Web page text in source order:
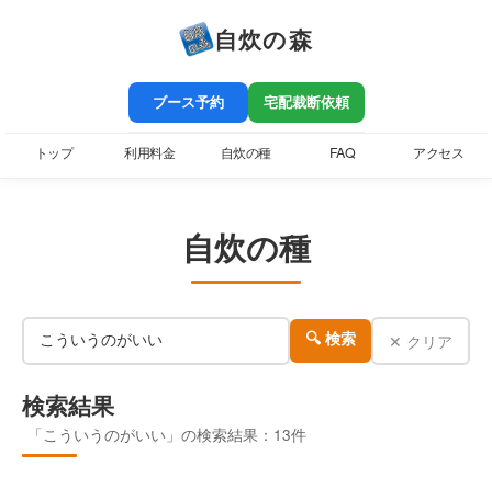
自炊の森
ブース予約 宅配裁断依頼
トップ 利用料金 自炊の種 FAQ アクセス
自炊の種
🔍 検索 ✕ クリア
検索結果
「こういうのがいい」の検索結果：13件